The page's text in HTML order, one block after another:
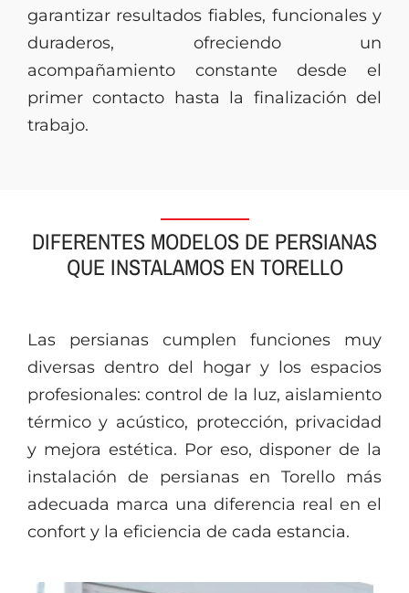
garantizar resultados fiables, funcionales y
duraderos, ofreciendo un
acompañamiento constante desde el
primer contacto hasta la finalización del
trabajo.
DIFERENTES MODELOS DE PERSIANAS
QUE INSTALAMOS EN TORELLO
Las persianas cumplen funciones muy
diversas dentro del hogar y los espacios
profesionales: control de la luz, aislamiento
térmico y acústico, protección, privacidad
y mejora estética. Por eso, disponer de la
instalación de persianas en Torello más
adecuada marca una diferencia real en el
confort y la eficiencia de cada estancia.